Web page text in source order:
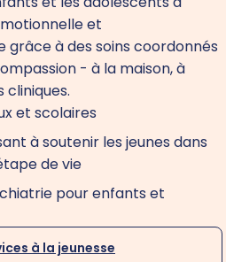
et
à des soins coordonnés
- à la maison, à
cliniques.
et scolaires
à soutenir les jeunes dans
de vie
pour enfants et
à la jeunesse